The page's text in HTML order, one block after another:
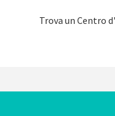
Trova un Centro